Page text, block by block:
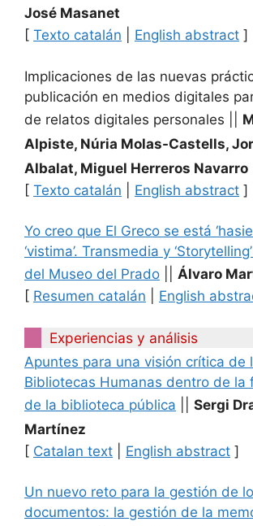
José Masanet
[ Texto catalán English abstract ]
Implicaciones de las nuevas
publicación en medios digitales
de relatos digitales personales
Alpiste, Núria Molas-Castells,
Albalat, Miguel Herreros Navarro
[ Texto catalán English abstract ]
Yo creo que El Greco se está
‘vistima’. Transmedia y
del Museo del Prado
Álvaro
[ Resumen catalán English
Experiencias y análisis
Apuntes para una visión crítica de
Bibliotecas Humanas dentro de la
de la biblioteca pública
Sergi
Martínez
[ Catalan text English abstract ]
Un nuevo reto para la gestión de
documentos: la gestión de la